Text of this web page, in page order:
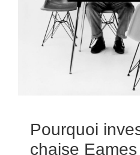
Pourquoi
chaise